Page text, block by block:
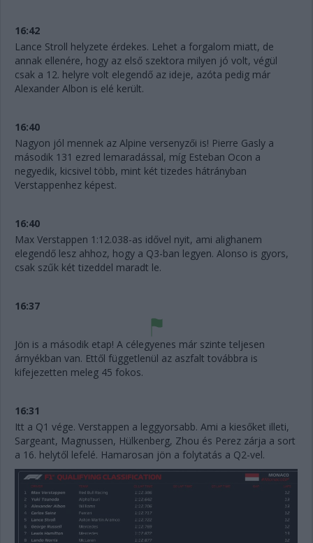
16:42
Lance Stroll helyzete érdekes. Lehet a forgalom miatt, de
annak ellenére, hogy az első szektora milyen jó volt, végül
csak a 12. helyre volt elegendő az ideje, azóta pedig már
Alexander Albon is elé került.
16:40
Nagyon jól mennek az Alpine versenyzői is! Pierre Gasly a
második 131 ezred lemaradással, míg Esteban Ocon a
negyedik, kicsivel több, mint két tizedes hátrányban
Verstappenhez képest.
16:40
Max Verstappen 1:12.038-as idővel nyit, ami alighanem
elegendő lesz ahhoz, hogy a Q3-ban legyen. Alonso is gyors,
csak szűk két tizeddel maradt le.
16:37
Jön is a második etap! A célegyenes már szinte teljesen
árnyékban van. Ettől függetlenül az aszfalt továbbra is
kifejezetten meleg 45 fokos.
16:31
Itt a Q1 vége. Verstappen a leggyorsabb. Ami a kiesőket illeti,
Sargeant, Magnussen, Hülkenberg, Zhou és Perez zárja a sort
a 16. helytől lefelé. Hamarosan jön a folytatás a Q2-vel.